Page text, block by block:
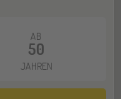
AB
50
JAHREN